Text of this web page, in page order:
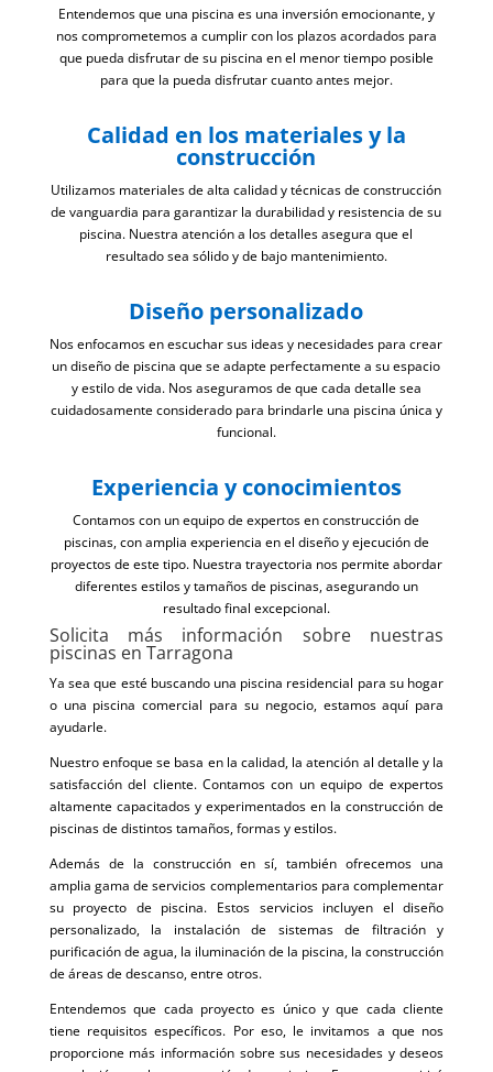
Entendemos que una piscina es una inversión emocionante, y
nos comprometemos a cumplir con los plazos acordados para
que pueda disfrutar de su piscina en el menor tiempo posible
para que la pueda disfrutar cuanto antes mejor.
Calidad en los materiales y la
construcción
Utilizamos materiales de alta calidad y técnicas de construcción
de vanguardia para garantizar la durabilidad y resistencia de su
piscina. Nuestra atención a los detalles asegura que el
resultado sea sólido y de bajo mantenimiento.
Diseño personalizado
Nos enfocamos en escuchar sus ideas y necesidades para crear
un diseño de piscina que se adapte perfectamente a su espacio
y estilo de vida. Nos aseguramos de que cada detalle sea
cuidadosamente considerado para brindarle una piscina única y
funcional.
Experiencia y conocimientos
Contamos con un equipo de expertos en construcción de
piscinas, con amplia experiencia en el diseño y ejecución de
proyectos de este tipo. Nuestra trayectoria nos permite abordar
diferentes estilos y tamaños de piscinas, asegurando un
resultado final excepcional.
Solicita más información sobre nuestras
piscinas en Tarragona
Ya sea que esté buscando una piscina residencial para su hogar
o una piscina comercial para su negocio, estamos aquí para
ayudarle.
Nuestro enfoque se basa en la calidad, la atención al detalle y la
satisfacción del cliente. Contamos con un equipo de expertos
altamente capacitados y experimentados en la construcción de
piscinas de distintos tamaños, formas y estilos.
Además de la construcción en sí, también ofrecemos una
amplia gama de servicios complementarios para complementar
su proyecto de piscina. Estos servicios incluyen el diseño
personalizado, la instalación de sistemas de filtración y
purificación de agua, la iluminación de la piscina, la construcción
de áreas de descanso, entre otros.
Entendemos que cada proyecto es único y que cada cliente
tiene requisitos específicos. Por eso, le invitamos a que nos
proporcione más información sobre sus necesidades y deseos